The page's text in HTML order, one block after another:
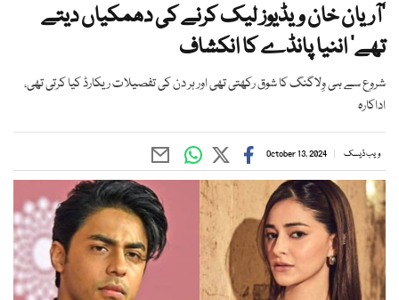
’آریان خان ویڈیوز لیک کرنے کی دھمکیاں دیتے
تھے‘ اننیا پانڈے کا انکشاف
شروع سے ہی وِلاگنگ کا شوق رکھتی تھی اور ہر دن کی تفصیلات ریکارڈ کیا کرتی تھی،
اداکارہ
ویب ڈیسک October 13, 2024